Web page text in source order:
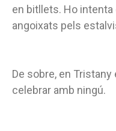
en bitllets. Ho
angoixats pels
De sobre, en
celebrar amb ningú.